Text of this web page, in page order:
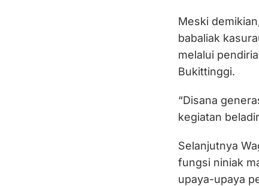
Meski
babaliak
melalui
Bukittinggi.
“Disana
kegiatan
Selanjutnya
fungsi niniak
upaya-upaya